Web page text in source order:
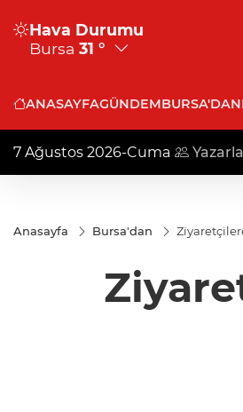
Hava Durumu
Bursa 31 °
ANASAYFAGÜNDEMBURSA'DAN
7 Ağustos 2026-Cuma
Anasayfa Bursa'dan